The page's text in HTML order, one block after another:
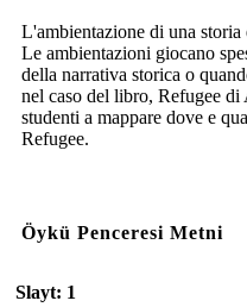
L'ambientazione di una
Le ambientazioni giocano
della narrativa storica o
nel caso del libro, Refugee
studenti a mappare dove e
Refugee.
Öykü Penceresi Metni
Slayt: 1